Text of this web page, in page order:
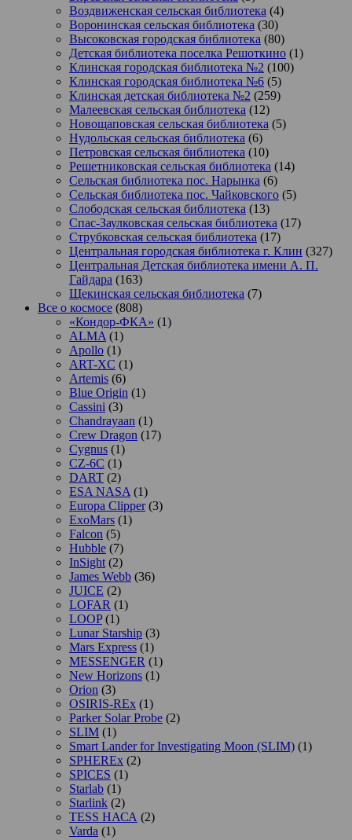
Воздвиженская сельская библиотека (4)
Воронинская сельская библиотека (30)
Высоковская городская библиотека (80)
Детская библиотека поселка Решоткино (1)
Клинская городская библиотека №2 (100)
Клинская городская библиотека №6 (5)
Клинская детская библиотека №2 (259)
Малеевская сельская библиотека (12)
Новощаповская сельская библиотека (5)
Нудольская сельская библиотека (6)
Петровская сельская библиотека (10)
Решетниковская сельская библиотека (14)
Сельская библиотека пос. Нарынка (6)
Сельская библиотека пос. Чайковского (5)
Слободская сельская библиотека (13)
Спас-Заулковская сельская библиотека (17)
Струбковская сельская библиотека (17)
Центральная городская библиотека г. Клин (327)
Центральная Детская библиотека имени А. П.
Гайдара (163)
Щекинская сельская библиотека (7)
Все о космосе (808)
«Кондор-ФКА» (1)
ALMA (1)
Apollo (1)
ART-XC (1)
Artemis (6)
Blue Origin (1)
Cassini (3)
Chandrayaan (1)
Crew Dragon (17)
Cygnus (1)
CZ-6C (1)
DART (2)
ESA NASA (1)
Europa Clipper(3)
ExoMars (1)
Falcon (5)
Hubble (7)
InSight (2)
James Webb (36)
JUICE (2)
LOFAR (1)
LOOP(1)
Lunar Starship (3)
Mars Express (1)
MESSENGER (1)
New Horizons (1)
Orion (3)
OSIRIS-REx (1)
Parker Solar Probe (2)
SLIM (1)
Smart Lander for Investigating Moon (SLIM) (1)
SPHEREx (2)
SPICES (1)
Starlab (1)
Starlink (2)
TESS НАСА (2)
Varda (1)